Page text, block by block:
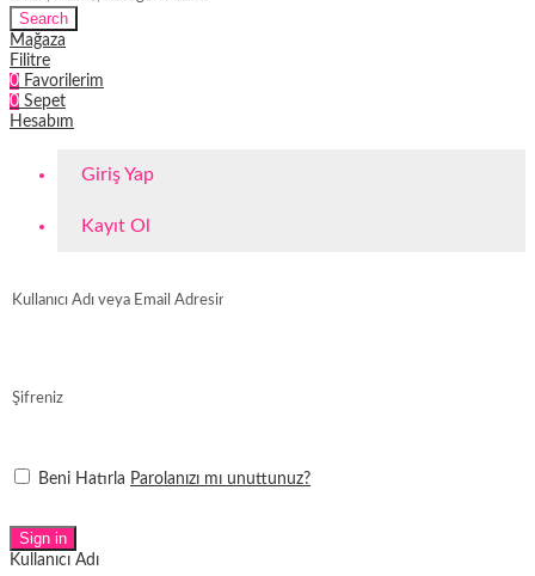
Search
Mağaza
Filitre
0 Favorilerim
0 Sepet
Hesabım
Giriş Yap
Kayıt Ol
Beni Hatırla Parolanızı mı unuttunuz?
Sign in
Kullanıcı Adı